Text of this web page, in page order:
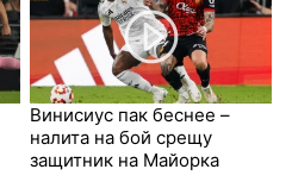
Винисиус пак беснее –
налита на бой срещу
защитник на Майорка